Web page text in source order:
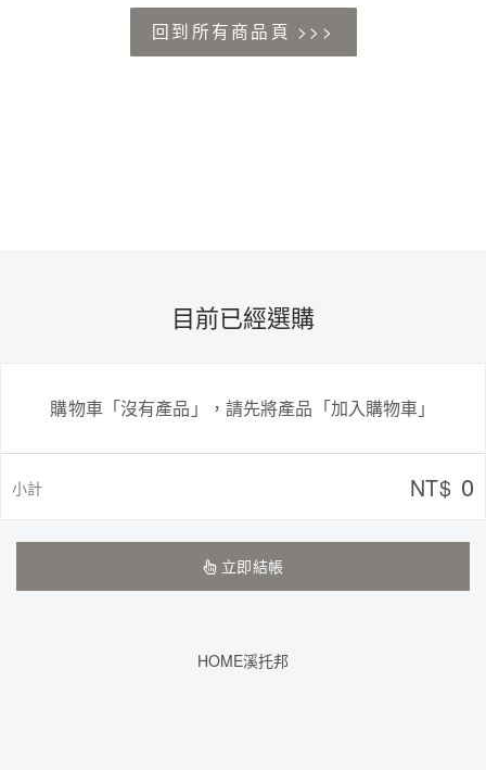
回到所有商品頁 >>>
目前已經選購
購物車「沒有產品」，請先將產品「加入購物車」
小計 NT$ 0
立即結帳
HOME溪托邦